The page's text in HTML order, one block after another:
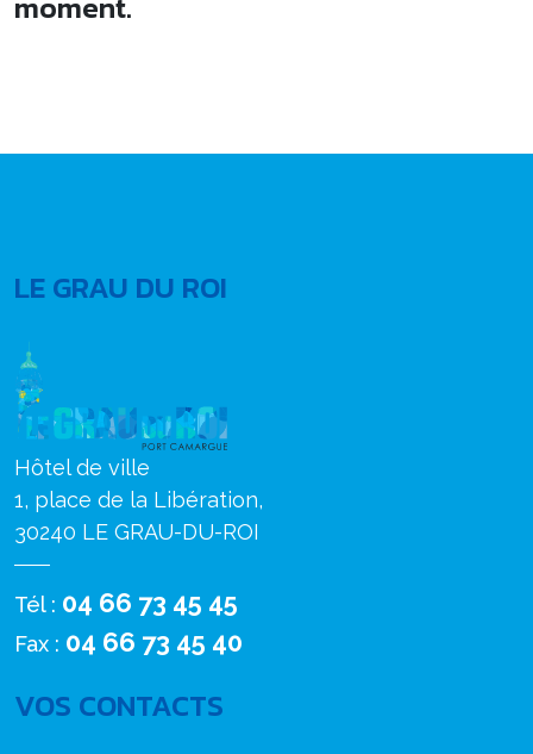
LE GRAU DU ROI
Hôtel de ville
1, place de la Libération,
30240 LE GRAU-DU-ROI
Tél : 04 66 73 45 45
Fax : 04 66 73 45 40
VOS CONTACTS